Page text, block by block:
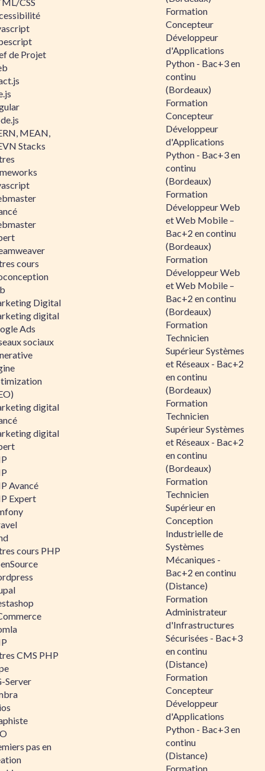
de Projet
MEAN,
Stacks
cours
Digital
digital
Ads
sociaux
digital
digital
Avancé
Expert
cours PHP
CMS PHP
Server
pas en
Formation
Concepteur
Développeur
d'Applications
Python - Bac+3 en
continu
(Bordeaux)
Formation
Concepteur
Développeur
d'Applications
Python - Bac+3 en
continu
(Bordeaux)
Formation
Développeur Web
et Web Mobile –
Bac+2 en continu
(Bordeaux)
Formation
Développeur Web
et Web Mobile –
Bac+2 en continu
(Bordeaux)
Formation
Technicien
Supérieur Systèmes
et Réseaux - Bac+2
en continu
(Bordeaux)
Formation
Technicien
Supérieur Systèmes
et Réseaux - Bac+2
en continu
(Bordeaux)
Formation
Technicien
Supérieur en
Conception
Industrielle de
Systèmes
Mécaniques -
Bac+2 en continu
(Distance)
Formation
Administrateur
d'Infrastructures
Sécurisées - Bac+3
en continu
(Distance)
Formation
Concepteur
Développeur
d'Applications
Python - Bac+3 en
continu
(Distance)
Formation